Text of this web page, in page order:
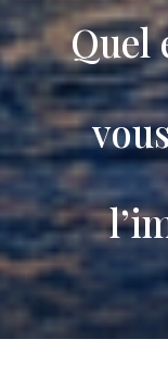
Quel